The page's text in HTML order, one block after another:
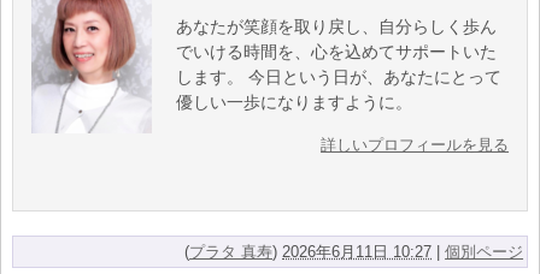
あなたが笑顔を取り戻し、自分らしく歩ん
でいける時間を、心を込めてサポートいた
します。 今日という日が、あなたにとって
優しい一歩になりますように。
詳しいプロフィールを見る
(プラタ 真寿) 2026年6月11日 10:27 |個別ページ